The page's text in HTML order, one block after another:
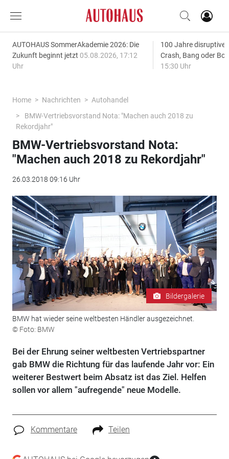
AUTOHAUS SommerAkademie 2026: Die
Zukunft beginnt jetzt 05.08.2026, 17:12
Uhr
100 Jahre disruptive
Crash, Bang oder
15:30 Uhr
Home Nachrichten
Autohandel
BMW-Vertriebsvorstand Nota: "Machen auch 2018 zu
Rekordjahr"
BMW-Vertriebsvorstand Nota:
"Machen auch 2018 zu Rekordjahr"
26.03.2018 09:16 Uhr
Bildergalerie
BMW hat wieder seine weltbesten Händler ausgezeichnet.
© Foto: BMW
Bei der Ehrung seiner weltbesten Vertriebspartner
gab BMW die Richtung für das laufende Jahr vor: Ein
weiterer Bestwert beim Absatz ist das Ziel. Helfen
sollen vor allem "aufregende" neue Modelle.
Kommentare Teilen